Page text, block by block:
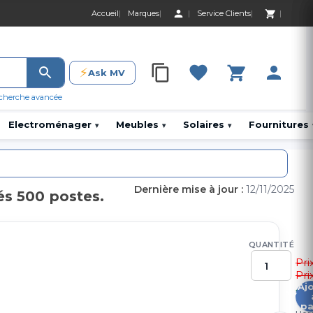
Accueil Marques Service Clients
0 Produit 0,00
avancée
⚡Ask MV 0 Produit 0,00 DH
Electroménager ▾ Meubles ▾ Solaires ▾ Fournitures
500 postes.
QUANTITÉ
2
Dernière mise à jour : 12/11/2025